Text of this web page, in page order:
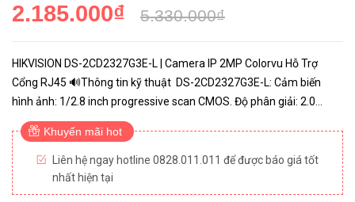
2.185.000₫ 5.330.000₫
HIKVISION DS-2CD2327G3E-L | Camera IP 2MP Colorvu Hỗ Trợ
Cổng RJ45 🔊Thông tin kỹ thuật DS-2CD2327G3E-L: Cảm biến
hình ảnh: 1/2.8 inch progressive scan CMOS. Độ phân giải: 2.0
Megapixel. Chuẩn nén hình ảnh: H.265+. Ống kính: 2.8/4/6m...
Khuyến mãi hot
Liên hệ ngay hotline 0828.011.011 để được báo giá tốt
nhất hiện tại